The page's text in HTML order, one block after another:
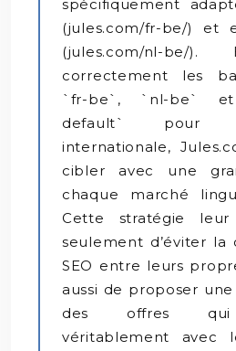
spécifiquement
(jules.com/fr-be/) et
(jules.com/nl-be/
correctement les
`fr-be`, `nl-be`
default` pour
internationale,
cibler avec une
chaque marché
Cette stratégie
seulement d’éviter la
SEO entre leurs
aussi de proposer
des offres qui
véritablement avec